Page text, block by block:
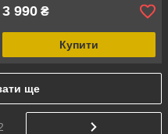
3 990 ₴
Купити
ще